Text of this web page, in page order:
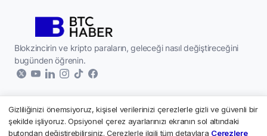
Blokzincirin ve kripto paraların, geleceği nasıl değiştireceğini
bugünden öğrenin.
Kurumsal
Gizliliğinizi önemsiyoruz, kişisel verilerinizi çerezlerle gizli ve güvenli bir
şekilde işliyoruz. Opsiyonel çerez ayarlarınızı ekranın sol altındaki
butondan değiştirebilirsiniz. Çerezlerle ilgili tüm detaylara Çerezlere